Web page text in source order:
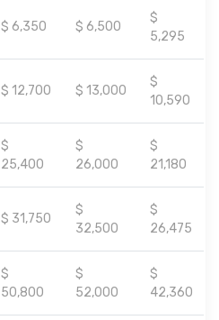
$ 6,350 $ 6,500
$
5,295
$ 12,700 $ 13,000
$
10,590
$
25,400
$
26,000
$
21,180
$ 31,750
$
32,500
$
26,475
$
50,800
$
52,000
$
42,360